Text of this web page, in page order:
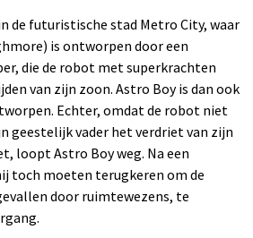
de futuristische stad Metro City, waar
is ontworpen door een
die de robot met superkrachten
van zijn zoon. Astro Boy is dan ook
Echter, omdat de robot niet
geestelijk vader het verdriet van zijn
loopt Astro Boy weg. Na een
toch moeten terugkeren om de
door ruimtewezens, te